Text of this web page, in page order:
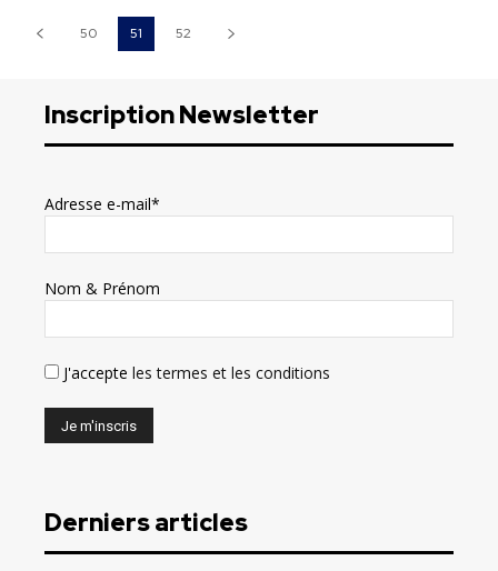
50 51 52
Inscription Newsletter
Adresse e-mail*
Nom & Prénom
J'accepte les termes et les conditions
Derniers articles